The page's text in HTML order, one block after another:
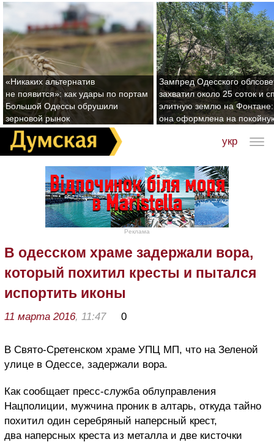
«Никаких альтернатив
не появится»: как удары по портам
Большой Одессы обрушили
зерновой рынок
Зампред Одесского
захватил около 25 соток и
элитную землю на Фонтане:
она оформлена на
укр
Реклама
В одесском храме задержали вора,
который похитил кресты и пытался
испортить иконы
11 марта 2016, 11:47 0
В Свято-Сретенском храме УПЦ МП, что на Зеленой
улице в Одессе, задержали вора.
Как сообщает пресс-служба облуправления
Нацполиции, мужчина проник в алтарь, откуда тайно
похитил один серебряный наперсный крест,
два наперсных креста из металла и две кисточки